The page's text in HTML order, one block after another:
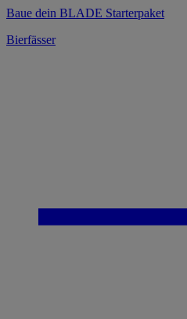
Baue dein BLADE Starterpaket
Bierfässer